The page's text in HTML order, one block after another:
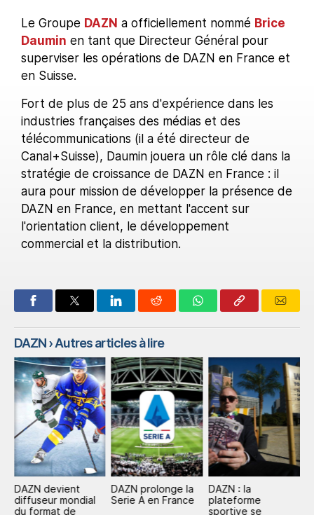
Le Groupe DAZN a officiellement nommé Brice
Daumin en tant que Directeur Général pour
superviser les opérations de DAZN en France et
en Suisse.
Fort de plus de 25 ans d'expérience dans les
industries françaises des médias et des
télécommunications (il a été directeur de
Canal+Suisse), Daumin jouera un rôle clé dans la
stratégie de croissance de DAZN en France : il
aura pour mission de développer la présence de
DAZN en France, en mettant l'accent sur
l'orientation client, le développement
commercial et la distribution.
DAZN› Autres articles à lire
DAZN devient
diffuseur mondial
du format de
DAZN prolonge la
Serie A en France
DAZN : la
plateforme
sportive se